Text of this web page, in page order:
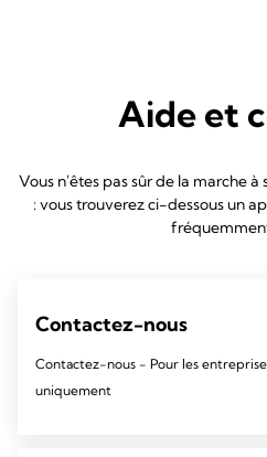
Aide et
Vous n'êtes pas sûr de la marche
: vous trouverez ci-dessous un
Contactez-nous
Contactez-nous - Pour les
uniquement